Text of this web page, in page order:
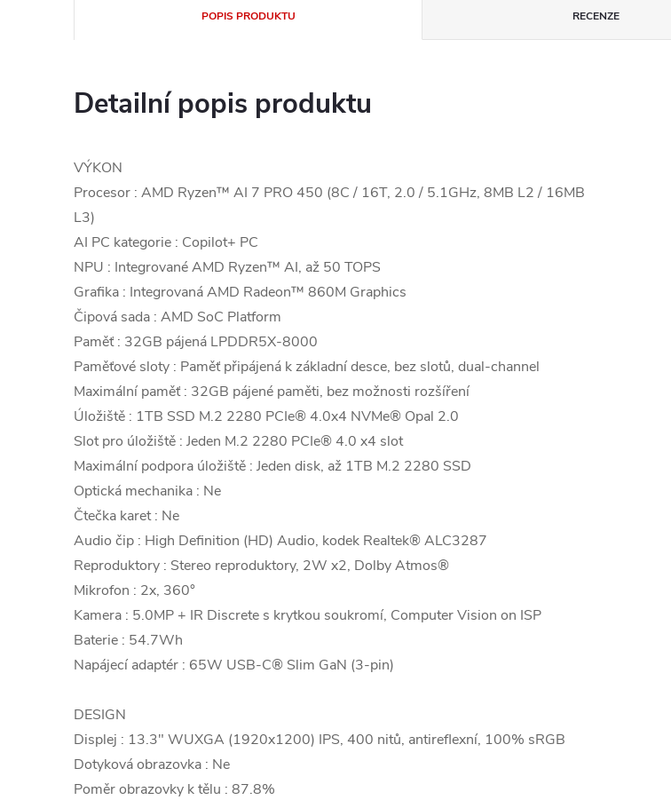
POPIS PRODUKTU RECENZE
Detailní popis produktu
VÝKON
Procesor : AMD Ryzen™ AI 7 PRO 450 (8C / 16T, 2.0 / 5.1GHz, 8MB L2 / 16MB
L3)
AI PC kategorie : Copilot+ PC
NPU : Integrované AMD Ryzen™ AI, až 50 TOPS
Grafika : Integrovaná AMD Radeon™ 860M Graphics
Čipová sada : AMD SoC Platform
Paměť : 32GB pájená LPDDR5X-8000
Paměťové sloty : Paměť připájená k základní desce, bez slotů, dual-channel
Maximální paměť : 32GB pájené paměti, bez možnosti rozšíření
Úložiště : 1TB SSD M.2 2280 PCIe® 4.0x4 NVMe® Opal 2.0
Slot pro úložiště : Jeden M.2 2280 PCIe® 4.0 x4 slot
Maximální podpora úložiště : Jeden disk, až 1TB M.2 2280 SSD
Optická mechanika : Ne
Čtečka karet : Ne
Audio čip : High Definition (HD) Audio, kodek Realtek® ALC3287
Reproduktory : Stereo reproduktory, 2W x2, Dolby Atmos®
Mikrofon : 2x, 360°
Kamera : 5.0MP + IR Discrete s krytkou soukromí, Computer Vision on ISP
Baterie : 54.7Wh
Napájecí adaptér : 65W USB-C® Slim GaN (3-pin)
DESIGN
Displej : 13.3" WUXGA (1920x1200) IPS, 400 nitů, antireflexní, 100% sRGB
Dotyková obrazovka : Ne
Poměr obrazovky k tělu : 87.8%